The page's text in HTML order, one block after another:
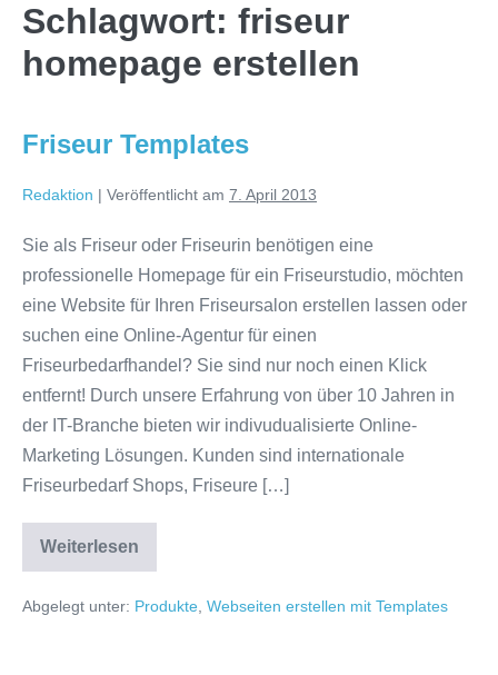
Schlagwort: friseur
homepage erstellen
Friseur Templates
Redaktion | Veröffentlicht am 7. April 2013
Sie als Friseur oder Friseurin benötigen eine
professionelle Homepage für ein Friseurstudio, möchten
eine Website für Ihren Friseursalon erstellen lassen oder
suchen eine Online-Agentur für einen
Friseurbedarfhandel? Sie sind nur noch einen Klick
entfernt! Durch unsere Erfahrung von über 10 Jahren in
der IT-Branche bieten wir indivudualisierte Online-
Marketing Lösungen. Kunden sind internationale
Friseurbedarf Shops, Friseure […]
Weiterlesen
Abgelegt unter: Produkte, Webseiten erstellen mit Templates